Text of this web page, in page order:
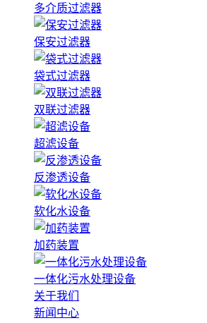
多介质过滤器
保安过滤器
袋式过滤器
双联过滤器
超滤设备
反渗透设备
软化水设备
加药装置
一体化污水处理设备
关于我们
新闻中心